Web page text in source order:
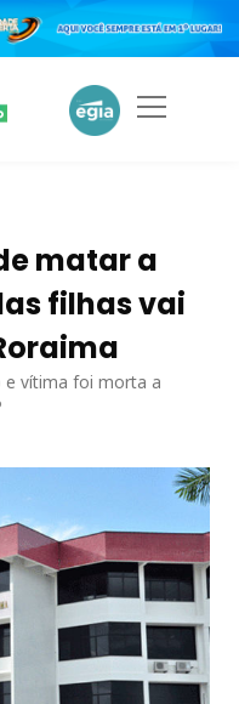
matar a
filhas vai
e vítima foi morta a